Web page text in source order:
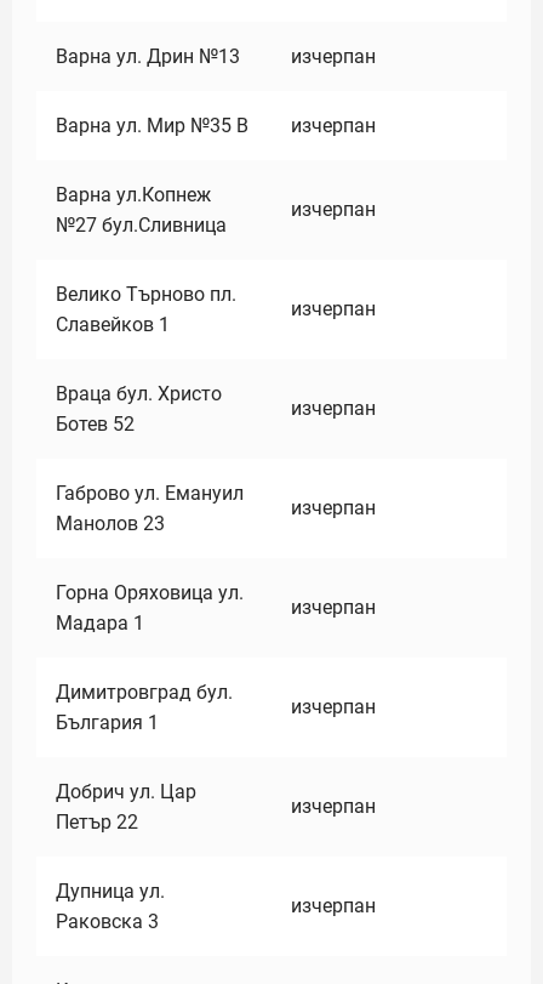
Варна ул. Дрин №13 изчерпан
Варна ул. Мир №35 В изчерпан
Варна ул.Копнеж
№27 бул.Сливница
изчерпан
Велико Търново пл.
Славейков 1
изчерпан
Враца бул. Христо
Ботев 52
изчерпан
Габрово ул. Емануил
Манолов 23
изчерпан
Горна Оряховица ул.
Мадара 1
изчерпан
Димитровград бул.
България 1
изчерпан
Добрич ул. Цар
Петър 22
изчерпан
Дупница ул.
Раковска 3
изчерпан